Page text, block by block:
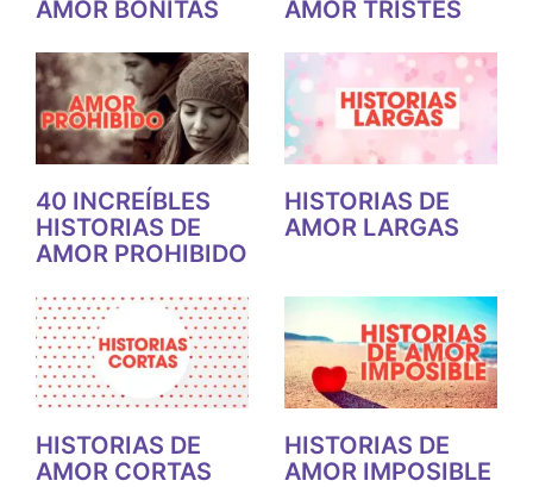
AMOR BONITAS
AMOR TRISTES
40 INCREÍBLES
HISTORIAS DE
AMOR PROHIBIDO
HISTORIAS DE
AMOR LARGAS
HISTORIAS DE
AMOR CORTAS
HISTORIAS DE
AMOR IMPOSIBLE